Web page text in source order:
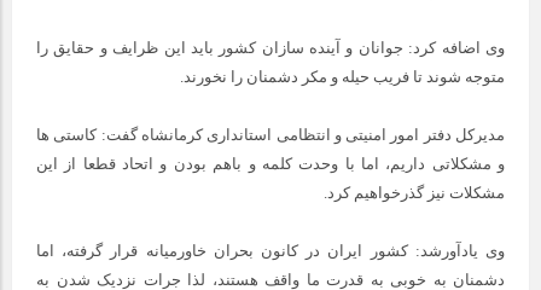
وی اضافه کرد: جوانان و آینده سازان کشور باید این ظرایف و حقایق را
متوجه شوند تا فریب حیله و مکر دشمنان را نخورند.
مدیرکل دفتر امور امنیتی و انتظامی استانداری کرمانشاه گفت: کاستی ها
و مشکلاتی داریم، اما با وحدت کلمه و باهم بودن و اتحاد قطعا از این
مشکلات نیز گذرخواهیم کرد.
وی یادآورشد: کشور ایران در کانون بحران خاورمیانه قرار گرفته، اما
دشمنان به خوبی به قدرت ما واقف هستند، لذا جرات نزدیک شدن به